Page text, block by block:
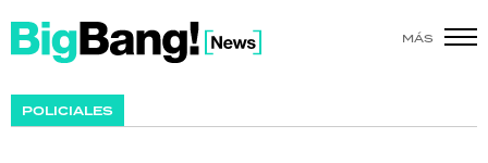
MÁS
POLICIALES
SHOW